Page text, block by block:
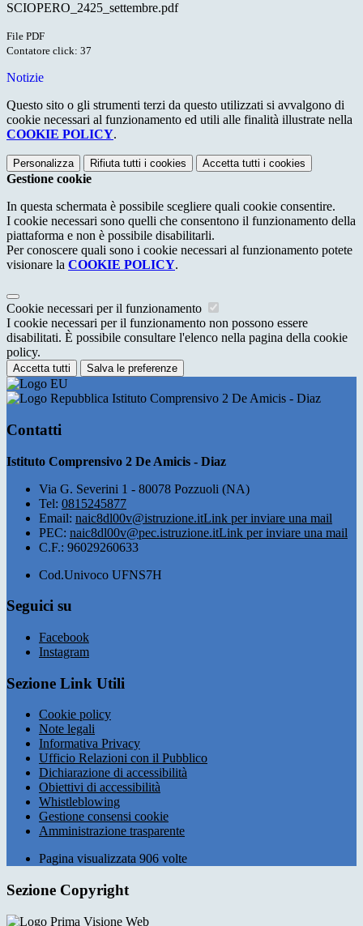
SCIOPERO_2425_settembre.pdf
File PDF
Contatore click: 37
Notizie
Questo sito o gli strumenti terzi da questo utilizzati si avvalgono di
cookie necessari al funzionamento ed utili alle finalità illustrate nella
COOKIE POLICY.
Personalizza Rifiuta tutti i cookies Accetta tutti i cookies
Gestione cookie
In questa schermata è possibile scegliere quali cookie consentire.
I cookie necessari sono quelli che consentono il funzionamento della
piattaforma e non è possibile disabilitarli.
Per conoscere quali sono i cookie necessari al funzionamento potete
visionare la COOKIE POLICY.
Cookie necessari per il funzionamento
I cookie necessari per il funzionamento non possono essere
disabilitati. È possibile consultare l'elenco nella pagina della cookie
policy.
Accetta tutti Salva le preferenze
Istituto Comprensivo 2 De Amicis - Diaz
Contatti
Istituto Comprensivo 2 De Amicis - Diaz
Via G. Severini 1 - 80078 Pozzuoli (NA)
Tel: 0815245877
Email: naic8dl00v@istruzione.itLink per inviare una mail
PEC: naic8dl00v@pec.istruzione.itLink per inviare una mail
C.F.: 96029260633
Cod.Univoco UFNS7H
Seguici su
Facebook
Instagram
Sezione Link Utili
Cookie policy
Note legali
Informativa Privacy
Ufficio Relazioni con il Pubblico
Dichiarazione di accessibilità
Obiettivi di accessibilità
Whistleblowing
Gestione consensi cookie
Amministrazione trasparente
Pagina visualizzata 906 volte
Sezione Copyright